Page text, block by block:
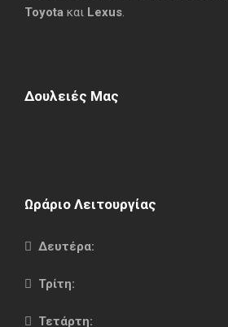
Toyota και Lexus
Δουλειές Μας
Ωράριο Λειτουργίας
Δευτέρα:
Τρίτη:
Τετάρτη: